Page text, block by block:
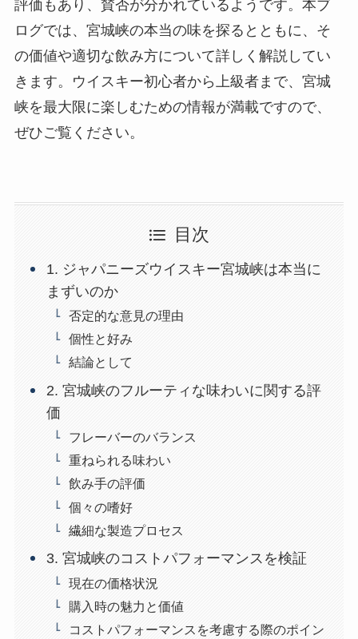
評価もあり、賛否が分かれているようです。本ブ
ログでは、宮城峡の本当の味を探るとともに、そ
の価値や適切な飲み方について詳しく解説してい
きます。ウイスキー初心者から上級者まで、宮城
峡を最大限に楽しむための情報が満載ですので、
ぜひご覧ください。
目次
1. ジャパニーズウイスキー宮城峡は本当に
まずいのか
否定的な意見の理由
個性と好み
結論として
2. 宮城峡のフルーティな味わいに関する評
価
フレーバーのバランス
重ねられる味わい
飲み手の評価
個々の嗜好
繊細な製造プロセス
3. 宮城峡のコストパフォーマンスを検証
現在の価格状況
購入時の魅力と価値
コストパフォーマンスを考慮する際のポイン